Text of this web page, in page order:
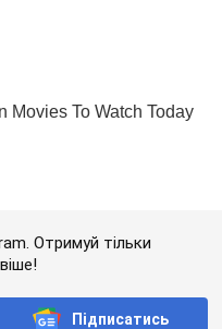
Отримуй тільки
Підписатись